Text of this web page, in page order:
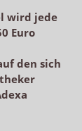
wird jede
Euro
den sich